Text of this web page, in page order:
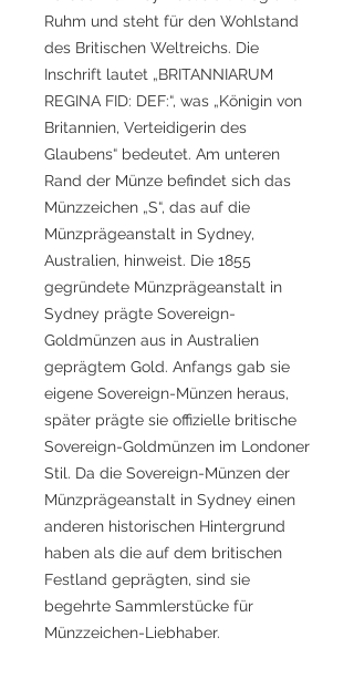
Ruhm und steht für den Wohlstand
des Britischen Weltreichs. Die
Inschrift lautet „BRITANNIARUM
REGINA FID: DEF:“, was „Königin von
Britannien, Verteidigerin des
Glaubens“ bedeutet. Am unteren
Rand der Münze befindet sich das
Münzzeichen „S“, das auf die
Münzprägeanstalt in Sydney,
Australien, hinweist. Die 1855
gegründete Münzprägeanstalt in
Sydney prägte Sovereign-
Goldmünzen aus in Australien
geprägtem Gold. Anfangs gab sie
eigene Sovereign-Münzen heraus,
später prägte sie offizielle britische
Sovereign-Goldmünzen im Londoner
Stil. Da die Sovereign-Münzen der
Münzprägeanstalt in Sydney einen
anderen historischen Hintergrund
haben als die auf dem britischen
Festland geprägten, sind sie
begehrte Sammlerstücke für
Münzzeichen-Liebhaber.